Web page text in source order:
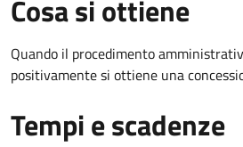
Cosa si ottiene
Quando il procedimento
positivamente si ottiene una
Tempi e scadenze